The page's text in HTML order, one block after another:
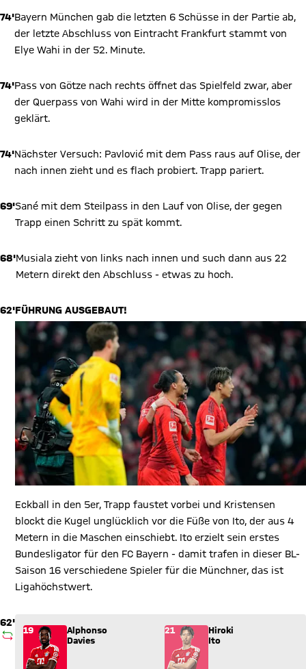
74'Bayern München gab die letzten 6 Schüsse in der Partie ab,
der letzte Abschluss von Eintracht Frankfurt stammt von
Elye Wahi in der 52. Minute.
74'Pass von Götze nach rechts öffnet das Spielfeld zwar, aber
der Querpass von Wahi wird in der Mitte kompromisslos
geklärt.
74'Nächster Versuch: Pavlović mit dem Pass raus auf Olise, der
nach innen zieht und es flach probiert. Trapp pariert.
69'Sané mit dem Steilpass in den Lauf von Olise, der gegen
Trapp einen Schritt zu spät kommt.
68'Musiala zieht von links nach innen und such dann aus 22
Metern direkt den Abschluss - etwas zu hoch.
62'FÜHRUNG AUSGEBAUT!
Eckball in den 5er, Trapp faustet vorbei und Kristensen
blockt die Kugel unglücklich vor die Füße von Ito, der aus 4
Metern in die Maschen einschiebt. Ito erzielt sein erstes
Bundesligator für den FC Bayern - damit trafen in dieser BL-
Saison 16 verschiedene Spieler für die Münchner, das ist
Ligahöchstwert.
62'
AUSWECHSLUNG
Wechsel: Alphonso Davies (19) kommt für Hiroki Ito (21) ins
19
Alphonso
Davies
21
Hiroki
Ito